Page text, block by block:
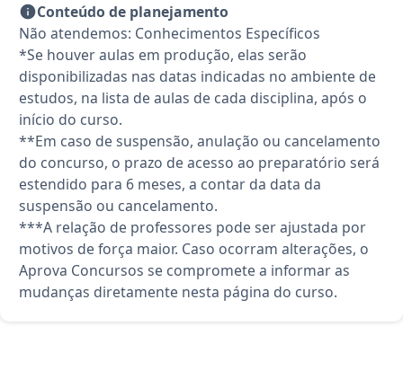
Conteúdo de planejamento
Não atendemos: Conhecimentos Específicos
*Se houver aulas em produção, elas serão
disponibilizadas nas datas indicadas no ambiente de
estudos, na lista de aulas de cada disciplina, após o
início do curso.
**Em caso de suspensão, anulação ou cancelamento
do concurso, o prazo de acesso ao preparatório será
estendido para 6 meses, a contar da data da
suspensão ou cancelamento.
***A relação de professores pode ser ajustada por
motivos de força maior. Caso ocorram alterações, o
Aprova Concursos se compromete a informar as
mudanças diretamente nesta página do curso.